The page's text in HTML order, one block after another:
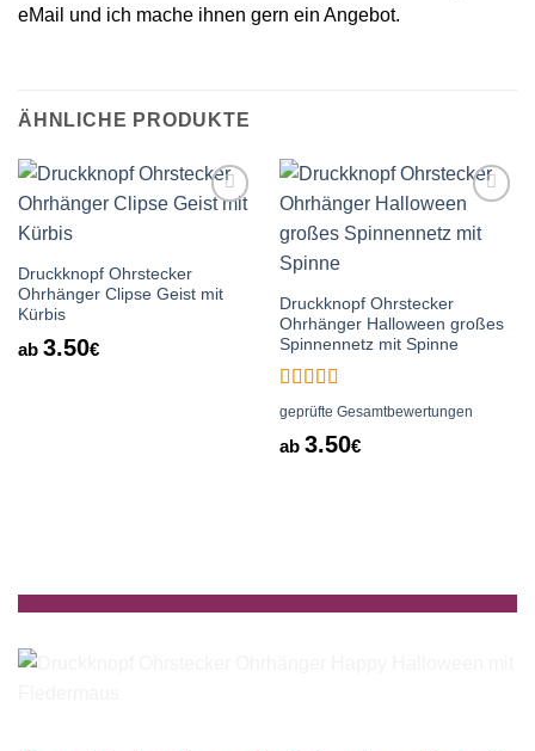
eMail und ich mache ihnen gern ein Angebot.
ÄHNLICHE PRODUKTE
Druckknopf Ohrstecker
Ohrhänger Clipse Geist mit
Kürbis
ab 3.50€
Wunschliste
Druckknopf Ohrstecker
Ohrhänger Halloween großes
Spinnennetz mit Spinne
Bewertet
mit
geprüfte Gesamtbewertungen
ab 3.50€